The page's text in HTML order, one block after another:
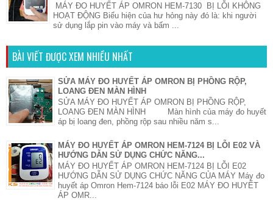
MÁY ĐO HUYẾT ÁP OMRON HEM-7130 BỊ LỖI KHÔNG
HOẠT ĐỘNG Biểu hiện của hư hỏng này đó là: khi người
sử dụng lắp pin vào máy và bấm ...
BÀI VIẾT ĐƯỢC XEM NHIỀU NHẤT
SỬA MÁY ĐO HUYẾT ÁP OMRON BỊ PHỒNG RỘP,
LOANG ĐEN MÀN HÌNH
SỬA MÁY ĐO HUYẾT ÁP OMRON BỊ PHỒNG RỘP,
LOANG ĐEN MÀN HÌNH Màn hình của máy đo huyết
áp bị loang đen, phồng rộp sau nhiều năm s...
MÁY ĐO HUYẾT ÁP OMRON HEM-7124 BỊ LỖI E02 VÀ
HƯỚNG DẪN SỬ DỤNG CHỨC NĂNG...
MÁY ĐO HUYẾT ÁP OMRON HEM-7124 BỊ LỖI E02
HƯỚNG DẪN SỬ DỤNG CHỨC NĂNG CỦA MÁY Máy đo
huyết áp Omron Hem-7124 báo lỗi E02 MÁY ĐO HUYẾT
ÁP OMR...